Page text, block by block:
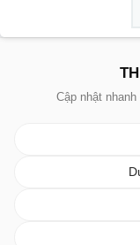
Cập nhật